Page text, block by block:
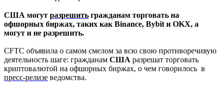
США могут разрешить гражданам торговать на
офшорных биржах, таких как Binance, Bybit и OKX, а
могут и не разрешить.
CFTC объявила о самом смелом за всю свою противоречивую
деятельность шаге: гражданам США разрешат торговать
криптовалютой на офшорных биржах, о чем говорилось в
пресс-релизе ведомства.